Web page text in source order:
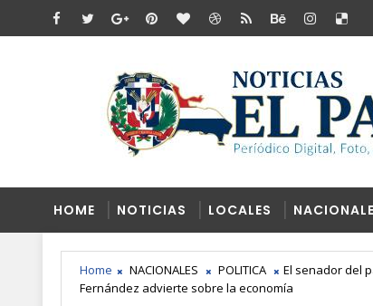
HOME NOTICIAS LOCALES
Home NACIONALES POLITICA
El senador del
Fernández advierte sobre la economía